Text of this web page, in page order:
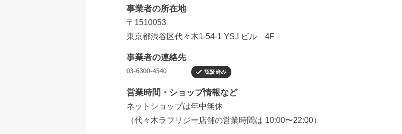
事業者の所在地
〒1510053
東京都渋谷区代々木1-54-1 YS.I ビル 4F
事業者の連絡先
営業時間・ショップ情報など
ネットショップは年中無休
（代々木ラフリジー店舗の営業時間は 10:00〜22:00）